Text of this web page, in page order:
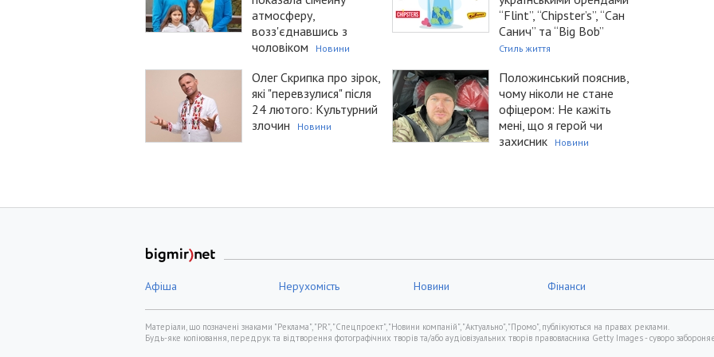
атмосферу,
возз'єднавшись з
чоловіком
Новини
“Flint”, “Chipster’s”, “Сан
Санич” та “Big Bob”
Стиль життя
Олег Скрипка про зірок,
які "перевзулися" після
24 лютого: Культурний
злочин
Новини
Положинський пояснив,
чому ніколи не стане
офіцером: Не кажіть
мені, що я герой чи
захисник
Новини
Афіша Нерухомість Новини Фінанси
Матеріали, що позначені знаками "Реклама", "PR", "Спецпроект", "Новини компаній", "Актуально", "Промо", публікуються на правах реклами.
Будь-яке копіювання, передрук та відтворення фотографічних творів та/або аудіовізуальних творів правовласника Getty Images - суворо